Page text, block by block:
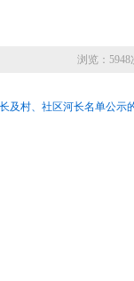
浏览：5948
及村、社区河长名单公示